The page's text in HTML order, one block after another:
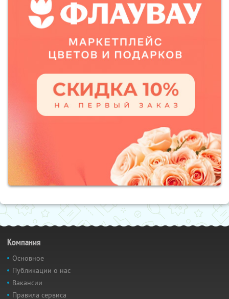
Компания
Основное
Публикации о нас
Вакансии
Правила сервиса